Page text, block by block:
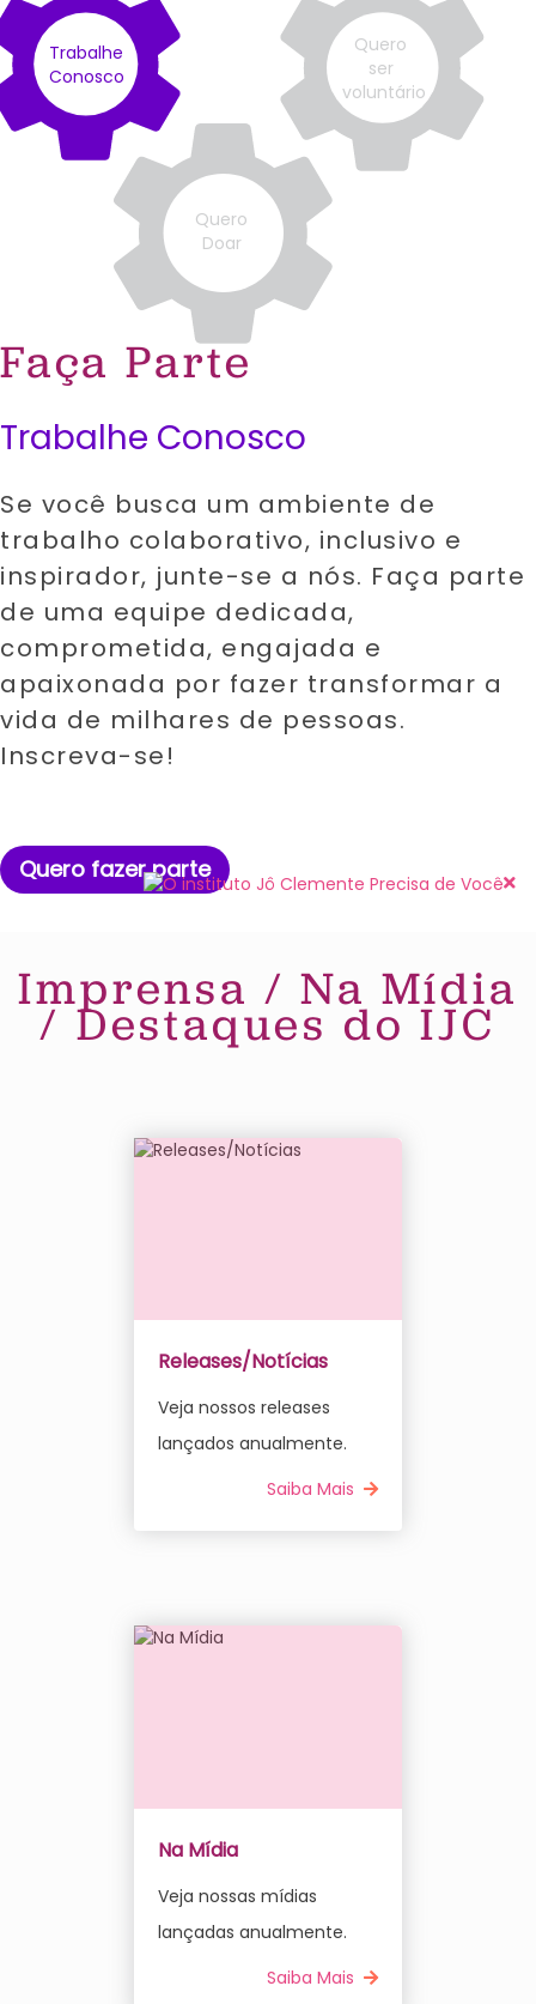
Quero
ser
voluntário
Quero
Doar
Trabalhe
Conosco
Faça Parte
Trabalhe Conosco
Se você busca um ambiente de
trabalho colaborativo, inclusivo e
inspirador, junte-se a nós. Faça parte
de uma equipe dedicada,
comprometida, engajada e
apaixonada por fazer transformar a
vida de milhares de pessoas.
Inscreva-se!
Quero fazer parte
Imprensa / Na Mídia
/ Destaques do IJC
Releases/Notícias
Veja nossos releases
lançados anualmente.
Saiba Mais
Na Mídia
Veja nossas mídias
lançadas anualmente.
Saiba Mais